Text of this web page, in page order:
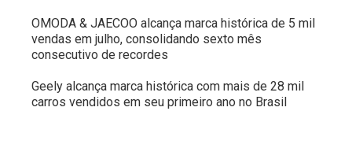
OMODA & JAECOO alcança marca histórica de 5 mil
vendas em julho, consolidando sexto mês
consecutivo de recordes
Geely alcança marca histórica com mais de 28 mil
carros vendidos em seu primeiro ano no Brasil